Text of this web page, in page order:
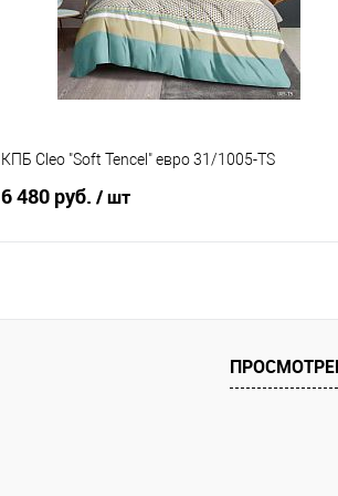
КПБ Cleo "Soft Tencel" евро 31/1005-TS
6 480 руб. / шт